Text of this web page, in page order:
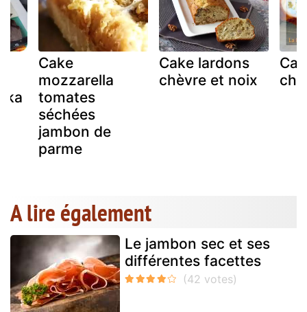
Cake
mozzarella
tomates
séchées
jambon de
parme
Cake lardons
chèvre et noix
A lire également
Le jambon sec et ses
différentes facettes